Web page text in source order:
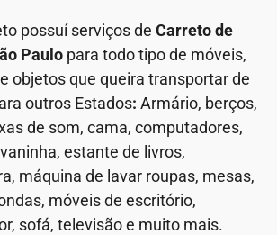
possuí serviços de Carreto de
Paulopara todo tipo de móveis,
objetos que queira transportar de
outros Estados: Armário, berços,
de som, cama, computadores,
estante de livros,
máquina de lavar roupas, mesas,
móveis de escritório,
sofá, televisão e muito mais.